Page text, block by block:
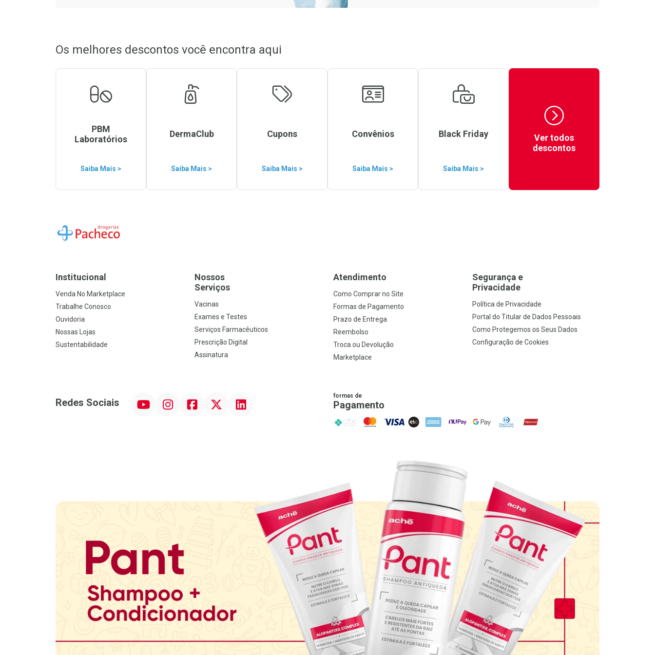
Os melhores descontos você encontra aqui
PBM
Laboratórios
Saiba Mais >
DermaClub
Saiba Mais >
Cupons
Saiba Mais >
Convênios
Saiba Mais >
Black Friday
Saiba Mais >
Ver todos
descontos
Ir para a Home
Institucional
Venda No Marketplace
Trabalhe Conosco
Ouvidoria
Nossas Lojas
Sustentabilidade
Nossos
Serviços
Vacinas
Exames e Testes
Serviços Farmacêuticos
Prescrição Digital
Assinatura
Atendimento
Como Comprar no Site
Formas de Pagamento
Prazo de Entrega
Reembolso
Troca ou Devolução
Marketplace
Segurança e
Privacidade
Política de Privacidade
Portal do Titular de Dados Pessoais
Como Protegemos os Seus Dados
Configuração de Cookies
Redes Sociais InstagramFacebookTwitter Linkedin formas de
Pagamento
PIX MasterCard
VISA ELO AMEX NuPay Google PayDiners ClubHipercard